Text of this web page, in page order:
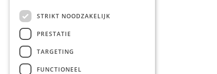
STRIKT NOODZAKELIJK
PRESTATIE
TARGETING
FUNCTIONEEL